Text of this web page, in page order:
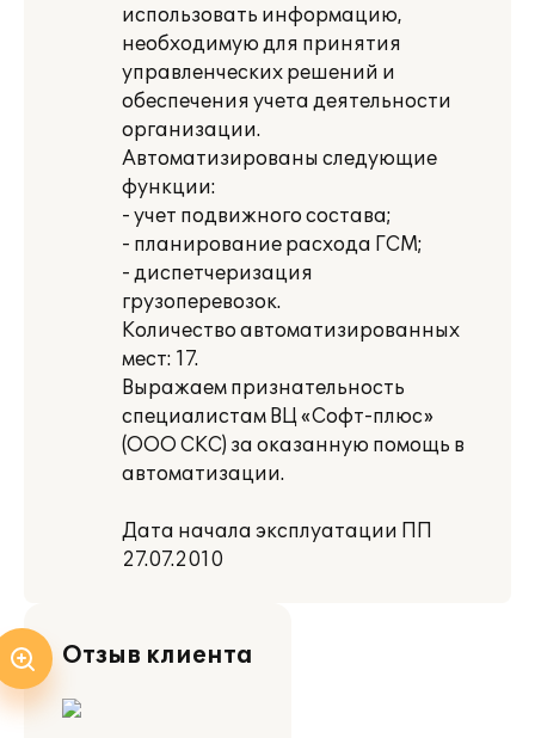
использовать информацию,
необходимую для принятия
управленческих решений и
обеспечения учета деятельности
организации.
Автоматизированы следующие
функции:
- учет подвижного состава;
- планирование расхода ГСМ;
- диспетчеризация
грузоперевозок.
Количество автоматизированных
мест: 17.
Выражаем признательность
специалистам ВЦ «Софт-плюс»
(ООО СКС) за оказанную помощь в
автоматизации.
Дата начала эксплуатации ПП
27.07.2010
Отзыв клиента